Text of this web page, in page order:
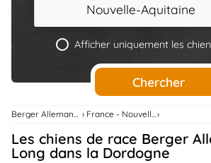
Services
..
Nouvelle-Aquitaine
Afficher uniquement les
Chercher
Berger Allemand Poil Long France - Nouvelle-Aquitaine
Les chiens de race Berger Allemand Poil
Long dans la Dordogne